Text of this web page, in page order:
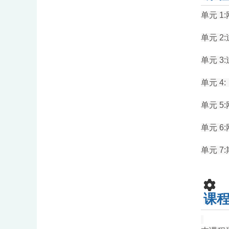
单元 1:
单元 2:
单元 3:
单元 4:
单元 5:
单元 6:
单元 7:
课